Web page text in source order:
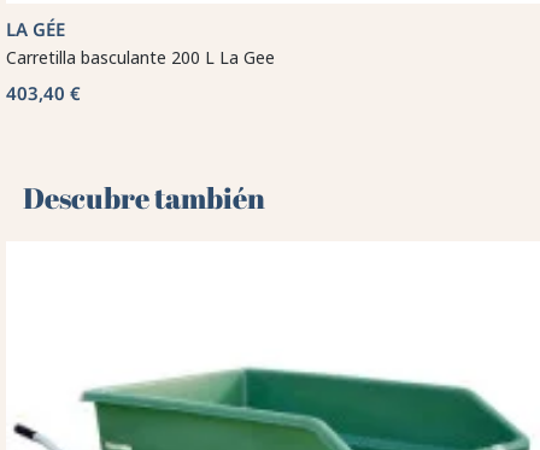
LA GÉE
Carretilla basculante 200 L La Gee
403,40 €
Descubre también 🌻